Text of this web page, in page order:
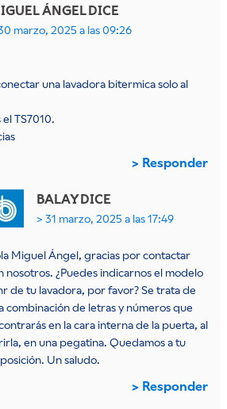
ÁNGELDICE
marzo, 2025 a las 09:26
una lavadora bitermica solo al
TS7010.
Responder
BALAYDICE
31 marzo, 2025 a las 17:49
Miguel Ángel, gracias por contactar
nosotros. ¿Puedes indicarnos el modelo
de tu lavadora, por favor? Se trata de
combinación de letras y números que
en la cara interna de la puerta, al
en una pegatina. Quedamos a tu
Un saludo.
Responder